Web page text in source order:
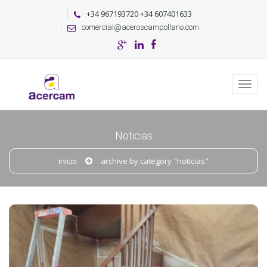
+34 967193720 +34 607401633
comercial@aceroscampollano.com
Noticias
inicio archive by category "noticias"